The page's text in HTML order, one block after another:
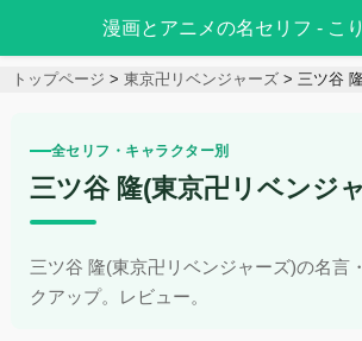
漫画とアニメの名セリフ - こ
トップページ 東京卍リベンジャーズ 三ツ谷
全セリフ・キャラクター別
三ツ谷 隆(東京卍リベンジ
三ツ谷 隆(東京卍リベンジャーズ)の名言
クアップ。レビュー。